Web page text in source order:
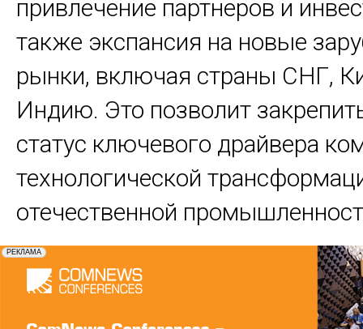
привлечение партнеров и
также экспансия на новые
рынки, включая страны СНГ,
Индию. Это позволит
статус ключевого драйвера
технологической
отечественной